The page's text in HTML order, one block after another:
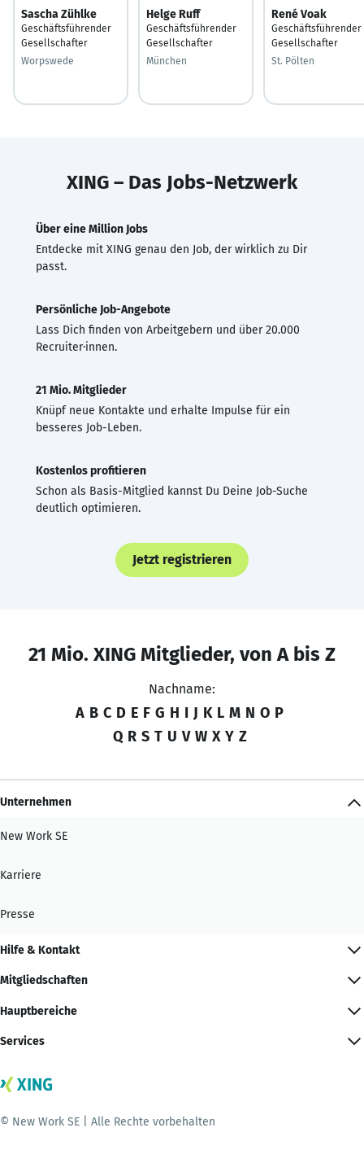
Sascha Zühlke
Geschäftsführender
Gesellschafter
Worpswede
Helge Ruff
Geschäftsführender
Gesellschafter
München
René Voak
Geschäftsführender
Gesellschafter
St. Pölten
XING – Das Jobs-Netzwerk
Über eine Million Jobs
Entdecke mit XING genau den Job, der wirklich zu Dir
passt.
Persönliche Job-Angebote
Lass Dich finden von Arbeitgebern und über 20.000
Recruiter·innen.
21 Mio. Mitglieder
Knüpf neue Kontakte und erhalte Impulse für ein
besseres Job-Leben.
Kostenlos profitieren
Schon als Basis-Mitglied kannst Du Deine Job-Suche
deutlich optimieren.
Jetzt registrieren
21 Mio. XING Mitglieder, von A bis Z
Nachname:
A B C D E F G H I J K L M N O P
Q R S T U V W X Y Z
Unternehmen
New Work SE
Karriere
Presse
Hilfe & Kontakt
Mitgliedschaften
Hauptbereiche
Services
© New Work SE | Alle Rechte vorbehalten